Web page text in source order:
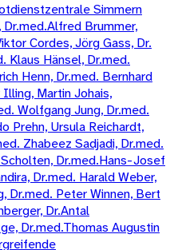
Simmern
Brummer,
Cordes, Jörg Gass, Dr.
Klaus Hänsel, Dr.med.
Henn, Dr.med. Bernhard
Martin Johais,
Wolfgang Jung, Dr.med.
Prehn, Ursula Reichardt,
Zhabeez Sadjadi, Dr.med.
Dr.med.Hans-Josef
Dr.med. Harald Weber,
Dr.med. Peter Winnen, Bert
Dr.Antal
Dr.med.Thomas Augustin